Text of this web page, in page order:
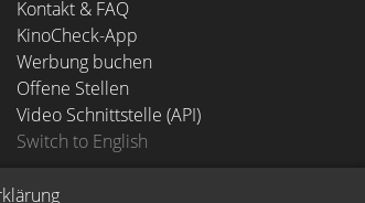
Kontakt & FAQ
KinoCheck-App
Werbung buchen
Offene Stellen
Video Schnittstelle (API)
Switch to English